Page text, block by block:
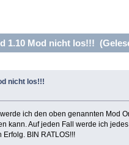
1.10 Mod nicht los!!!
nicht los!!!
ich den oben genannten Mod
kann. Auf jeden Fall werde ich
BIN RATLOS!!!